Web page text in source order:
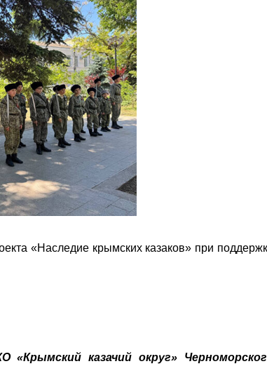
«Наследие крымских казаков» при
казачий округ»